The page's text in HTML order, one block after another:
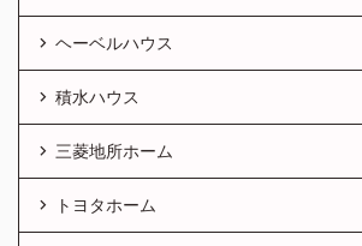
ヘーベルハウス
積水ハウス
三菱地所ホーム
トヨタホーム